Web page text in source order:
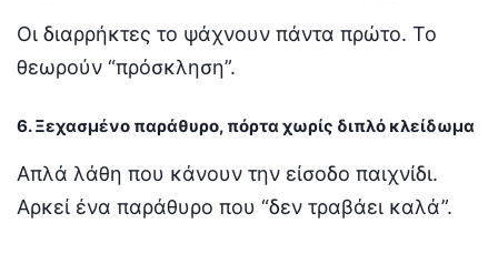
Οι διαρρήκτες το ψάχνουν πάντα πρώτο. Το
θεωρούν “πρόσκληση”.
6. Ξεχασμένο παράθυρο, πόρτα χωρίς διπλό κλείδωμα
Απλά λάθη που κάνουν την είσοδο παιχνίδι.
Αρκεί ένα παράθυρο που “δεν τραβάει καλά”.